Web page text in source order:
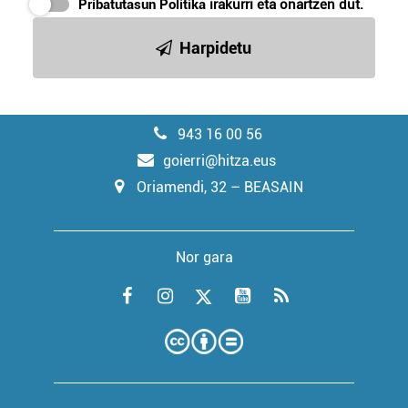
Pribatutasun Politika irakurri eta onartzen dut.
Harpidetu
943 16 00 56
goierri@hitza.eus
Oriamendi, 32 – BEASAIN
Nor gara